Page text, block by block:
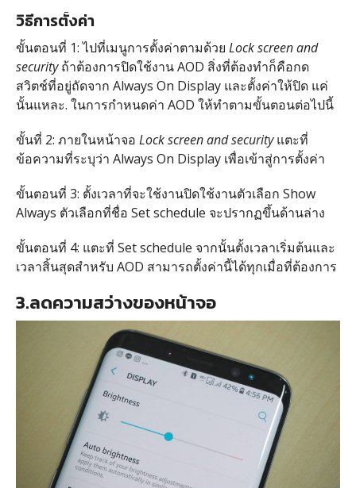
วิธีการตั้งค่า
ขั้นตอนที่ 1: ไปที่เมนูการตั้งค่าตามด้วย Lock screen and
securityถ้าต้องการปิดใช้งาน AOD สิ่งที่ต้องทำก็คือกด
สวิตช์ที่อยู่ถัดจาก Always On Display และตั้งค่าให้ปิด แค่
นั้นแหละ. ในการกำหนดค่า AOD ให้ทำตามขั้นตอนต่อไปนี้
ขั้นที่ 2: ภายในหน้าจอ Lock screen and securityแตะที่
ข้อความที่ระบุว่า Always On Display เพื่อเข้าสู่การตั้งค่า
ขั้นตอนที่ 3: ตั้งเวลาที่จะใช้งานปิดใช้งานตัวเลือก Show
Always ตัวเลือกที่ชื่อ Set schedule จะปรากฏขึ้นด้านล่าง
ขั้นตอนที่ 4: แตะที่ Set schedule จากนั้นตั้งเวลาเริ่มต้นและ
เวลาสิ้นสุดสำหรับ AOD สามารถตั้งค่านี้ได้ทุกเมื่อที่ต้องการ
3.ลดความสว่างของหน้าจอ